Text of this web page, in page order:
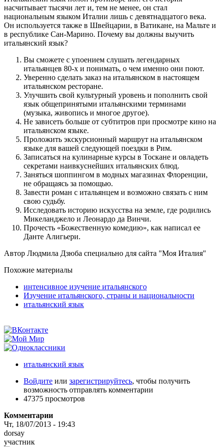
насчитывает тысячи лет и, тем не менее, он стал
национальным языком Италии лишь с девятнадцатого века.
Он используется также в Швейцарии, в Ватикане, на Мальте и
в республике Сан-Марино. Почему вы должны выучить
итальянский язык?
Вы сможете с упоением слушать легендарных
итальянцев 80-х и понимать, о чем именно они поют.
Уверенно сделать заказ на итальянском в настоящем
итальянском ресторане.
Улучшить свой культурный уровень и пополнить свой
язык общепринятыми итальянскими терминами
(музыка, живопись и многое другое).
Не зависеть больше от субтитров при просмотре кино на
итальянском языке.
Проложить экскурсионный маршрут на итальянском
языке для вашей следующей поездки в Рим.
Записаться на кулинарные курсы в Тоскане и овладеть
секретами наивкуснейших итальянских блюд.
Заняться шоппингом в модных магазинах Флоренции,
не обращаясь за помощью.
Завести роман с итальянцем и возможно связать с ним
свою судьбу.
Исследовать историю искусства на земле, где родились
Микеланджело и Леонардо да Винчи.
Прочесть «Божественную комедию», как написал ее
Данте Алигьери.
Автор Людмила Дзюба специально для сайта "Моя Италия"
Похожие материалы
интенсивноe изучениe итальянского
Изучение итальянского, страны и национальности
итальянский язык
итальянский язык
Войдите или зарегистрируйтесь, чтобы получить
возможность отправлять комментарии
47375 просмотров
Комментарии
Чт, 18/07/2013 - 19:43
dorsay
участник